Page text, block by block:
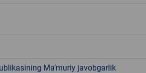
Ma’muriy javobgarlik